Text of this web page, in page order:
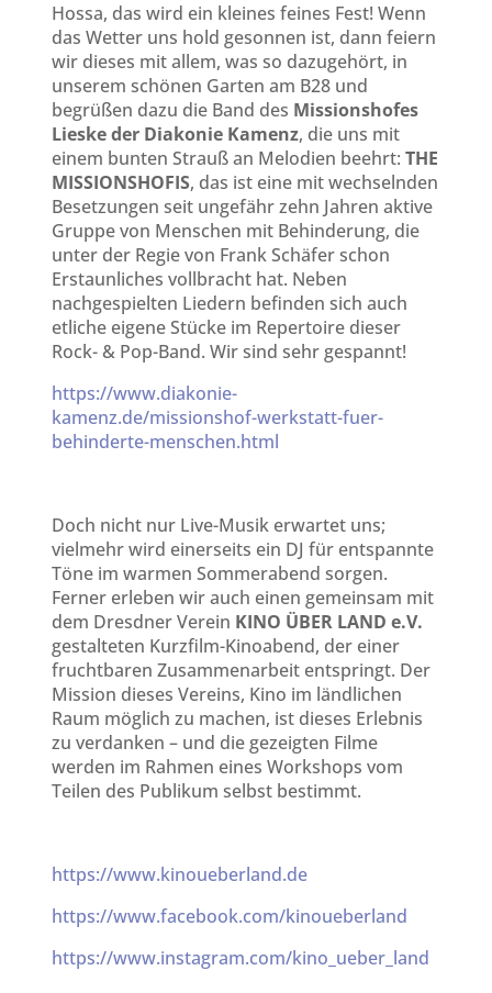
Hossa, das wird ein kleines feines Fest! Wenn
das Wetter uns hold gesonnen ist, dann feiern
wir dieses mit allem, was so dazugehört, in
unserem schönen Garten am B28 und
begrüßen dazu die Band des Missionshofes
Lieske der Diakonie Kamenz, die uns mit
einem bunten Strauß an Melodien beehrt:THE
MISSIONSHOFIS, das ist eine mit wechselnden
Besetzungen seit ungefähr zehn Jahren aktive
Gruppe von Menschen mit Behinderung, die
unter der Regie von Frank Schäfer schon
Erstaunliches vollbracht hat. Neben
nachgespielten Liedern befinden sich auch
etliche eigene Stücke im Repertoire dieser
Rock- & Pop-Band. Wir sind sehr gespannt!
https://www.diakonie-
kamenz.de/missionshof-werkstatt-fuer-
behinderte-menschen.html
Doch nicht nur Live-Musik erwartet uns;
vielmehr wird einerseits ein DJ für entspannte
Töne im warmen Sommerabend sorgen.
Ferner erleben wir auch einen gemeinsam mit
dem Dresdner Verein KINO ÜBER LAND e.V.
gestalteten Kurzfilm-Kinoabend, der einer
fruchtbaren Zusammenarbeit entspringt. Der
Mission dieses Vereins, Kino im ländlichen
Raum möglich zu machen, ist dieses Erlebnis
zu verdanken – und die gezeigten Filme
werden im Rahmen eines Workshops vom
Teilen des Publikum selbst bestimmt.
https://www.kinoueberland.de
https://www.facebook.com/kinoueberland
https://www.instagram.com/kino_ueber_land